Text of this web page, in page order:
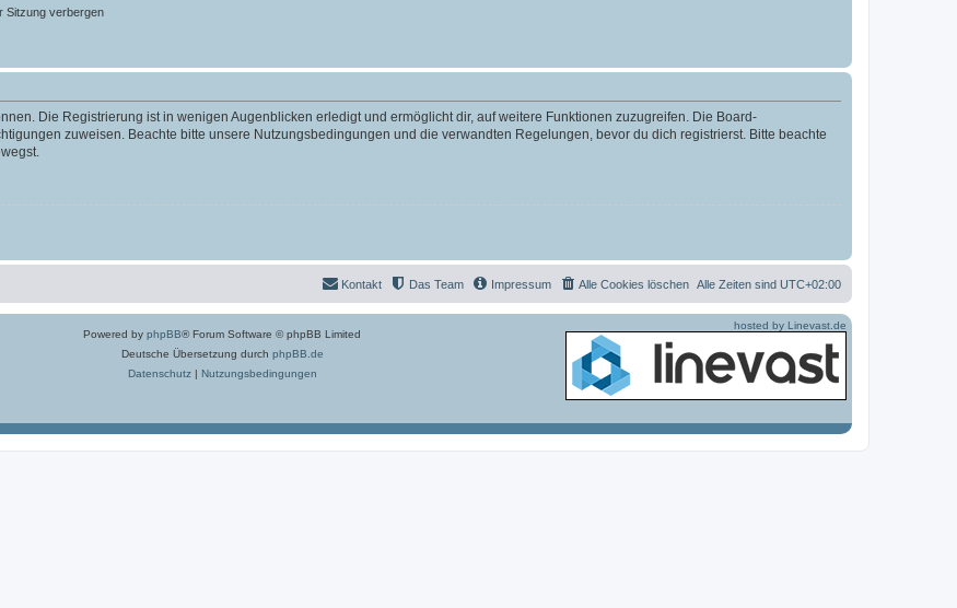
Sitzung verbergen
Die Registrierung ist in wenigen Augenblicken erledigt und ermöglicht dir, auf weitere Funktionen zuzugreifen. Die Board-
zuweisen. Beachte bitte unsere Nutzungsbedingungen und die verwandten Regelungen, bevor du dich registrierst. Bitte beachte
Alle Zeiten sind UTC+02:00
Alle Cookies löschen
Impressum
Das Team
Kontakt
Powered by phpBB® Forum Software © phpBB Limited
Deutsche Übersetzung durch phpBB.de
Datenschutz| Nutzungsbedingungen
hosted by Linevast.de